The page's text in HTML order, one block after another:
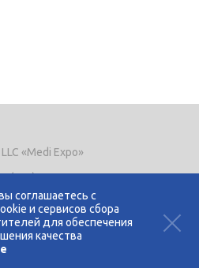
соглашаетесь с
и сервисов сбора
для обеспечения
качества
«Medi Expo»
(495) 721-8866
cookies